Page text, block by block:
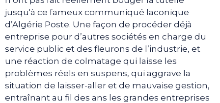
jusqu'à ce fameux communiqué laconique
d’Algérie Poste. Une façon de procéder déjà
entreprise pour d’autres sociétés en charge du
service public et des fleurons de l’industrie, et
une réaction de colmatage qui laisse les
problèmes réels en suspens, qui aggrave la
situation de laisser-aller et de mauvaise gestion,
entraînant au fil des ans les grandes entreprises